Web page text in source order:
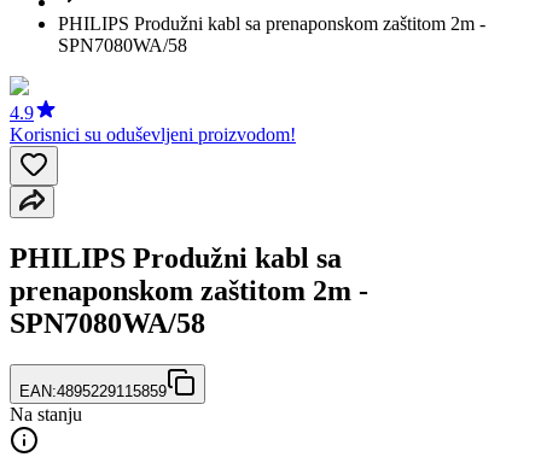
PHILIPS Produžni kabl sa prenaponskom zaštitom 2m -
SPN7080WA/58
4.9
Korisnici su oduševljeni proizvodom!
PHILIPS Produžni kabl sa
prenaponskom zaštitom 2m -
SPN7080WA/58
EAN:4895229115859
Na stanju